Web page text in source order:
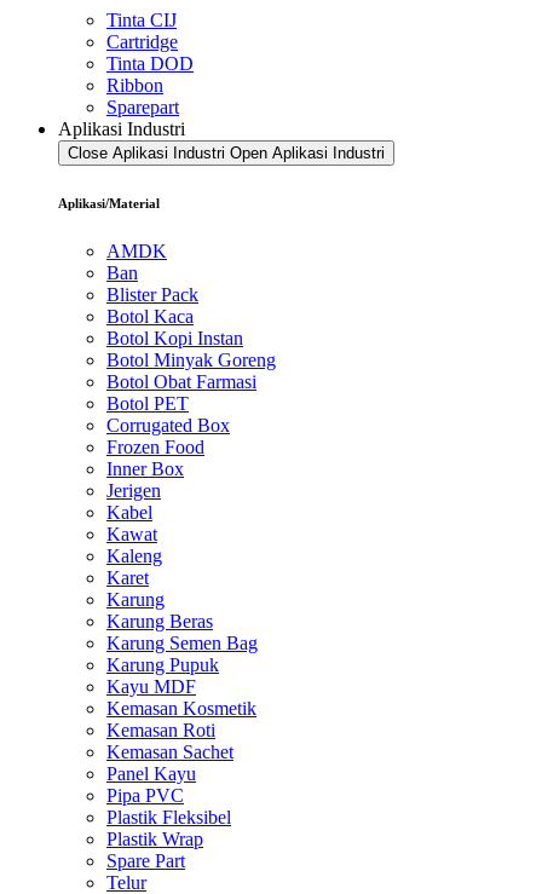
Tinta CIJ
Cartridge
Tinta DOD
Ribbon
Sparepart
Aplikasi Industri
Close Aplikasi Industri Open Aplikasi Industri
Aplikasi/Material
AMDK
Ban
Blister Pack
Botol Kaca
Botol Kopi Instan
Botol Minyak Goreng
Botol Obat Farmasi
Botol PET
Corrugated Box
Frozen Food
Inner Box
Jerigen
Kabel
Kawat
Kaleng
Karet
Karung
Karung Beras
Karung Semen Bag
Karung Pupuk
Kayu MDF
Kemasan Kosmetik
Kemasan Roti
Kemasan Sachet
Panel Kayu
Pipa PVC
Plastik Fleksibel
Plastik Wrap
Spare Part
Telur